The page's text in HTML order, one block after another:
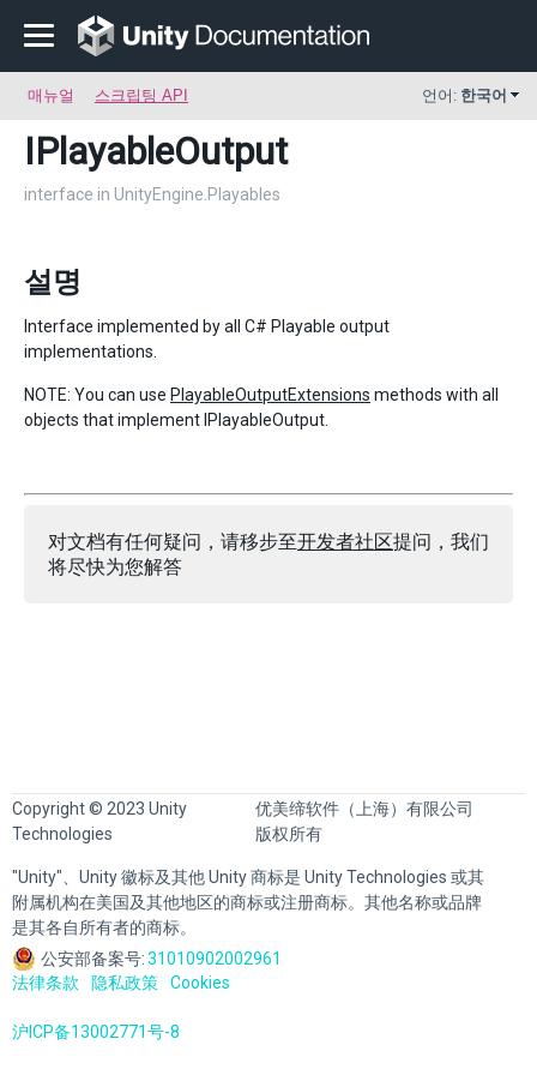
매뉴얼 스크립팅 API 언어: 한국어
IPlayableOutput
interface in UnityEngine.Playables
설명
Interface implemented by all C# Playable output
implementations.
NOTE: You can use PlayableOutputExtensions methods with all
objects that implement IPlayableOutput.
对文档有任何疑问，请移步至开发者社区提问，我们
将尽快为您解答
Copyright © 2023 Unity
Technologies
优美缔软件（上海）有限公司
版权所有
"Unity"、Unity 徽标及其他 Unity 商标是 Unity Technologies 或其
附属机构在美国及其他地区的商标或注册商标。其他名称或品牌
是其各自所有者的商标。
公安部备案号:31010902002961
法律条款
隐私政策 Cookies
沪ICP备13002771号-8